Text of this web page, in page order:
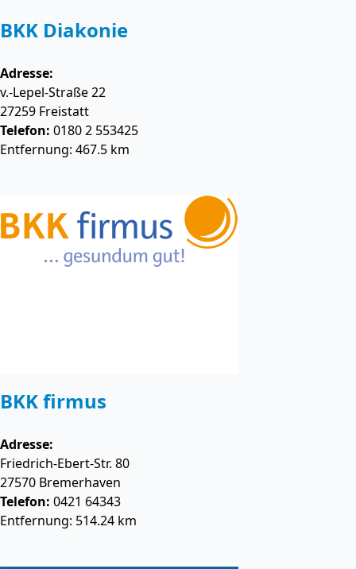
BKK Diakonie
Adresse:
v.-Lepel-Straße 22
27259 Freistatt
Telefon: 0180 2 553425
Entfernung: 467.5 km
BKK firmus
Adresse:
Friedrich-Ebert-Str. 80
27570 Bremerhaven
Telefon: 0421 64343
Entfernung: 514.24 km